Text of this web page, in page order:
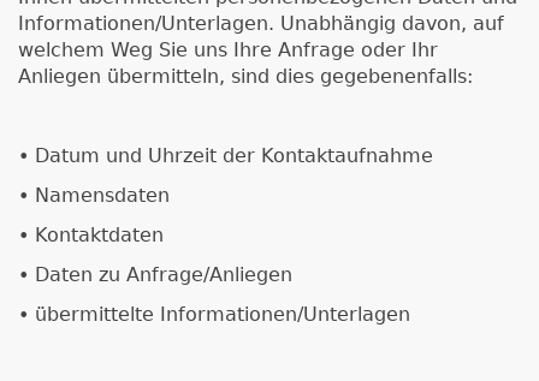
Informationen/Unterlagen. Unabhängig davon, auf
welchem Weg Sie uns Ihre Anfrage oder Ihr
Anliegen übermitteln, sind dies gegebenenfalls:
• Datum und Uhrzeit der Kontaktaufnahme
• Namensdaten
• Kontaktdaten
• Daten zu Anfrage/Anliegen
• übermittelte Informationen/Unterlagen